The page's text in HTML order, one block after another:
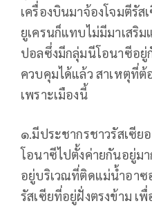
เครื่องบินมาจ้องโจมตีรั
ยูเครนก็แทบไม่มีมาเสริม
ปอลซึ่งมีกลุ่มนีโอนาซีอยู่
ควบคุมได้แล้ว สาเหตุที่ต้
เพราะเมืองนี้
๑.มีประชากรชาวรัสเซี
โอนาซีไปตั้งค่ายกันอยู่ม
อยู่บริเวณที่ติดแม่น้ำอาซ
รัสเซียที่อยู่ฝั่งตรงข้าม เ